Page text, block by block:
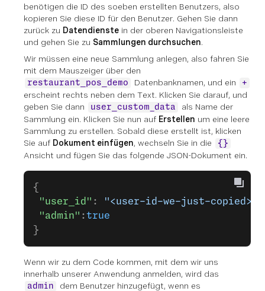
benötigen die ID des soeben erstellten Benutzers, also
kopieren Sie diese ID für den Benutzer. Gehen Sie dann
zurück zu Datendienste in der oberen Navigationsleiste
und gehen Sie zu Sammlungen durchsuchen.
Wir müssen eine neue Sammlung anlegen, also fahren Sie
mit dem Mauszeiger über den
restaurant_pos_demo Datenbanknamen, und ein +
erscheint rechts neben dem Text. Klicken Sie darauf, und
geben Sie dann
user_custom_data
als Name der
Sammlung ein. Klicken Sie nun auf Erstellen um eine leere
Sammlung zu erstellen. Sobald diese erstellt ist, klicken
Sie auf Dokument einfügen, wechseln Sie in die {}
Ansicht und fügen Sie das folgende JSON-Dokument ein.
{
"user_id" : "<user-id-we-just-copied>"
"admin" :true
}
Wenn wir zu dem Code kommen, mit dem wir uns
innerhalb unserer Anwendung anmelden, wird das
admin
dem Benutzer hinzugefügt, wenn es